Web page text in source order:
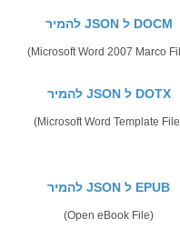
להמיר JSON ל DOCM
(Microsoft Word 2007 Marco
להמיר JSON ל DOTX
(Microsoft Word Template
להמיר JSON ל EPUB
(Open eBook File)